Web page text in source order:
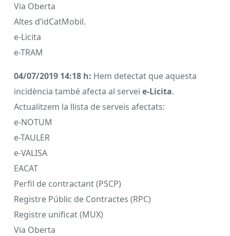
Via Oberta
Altes d’idCatMobil.
e-Licita
e-TRAM
04/07/2019 14:18 h: Hem detectat que aquesta
incidència també afecta al servei e-Licita.
Actualitzem la llista de serveis afectats:
e-NOTUM
e-TAULER
e-VALISA
EACAT
Perfil de contractant (PSCP)
Registre Públic de Contractes (RPC)
Registre unificat (MUX)
Via Oberta